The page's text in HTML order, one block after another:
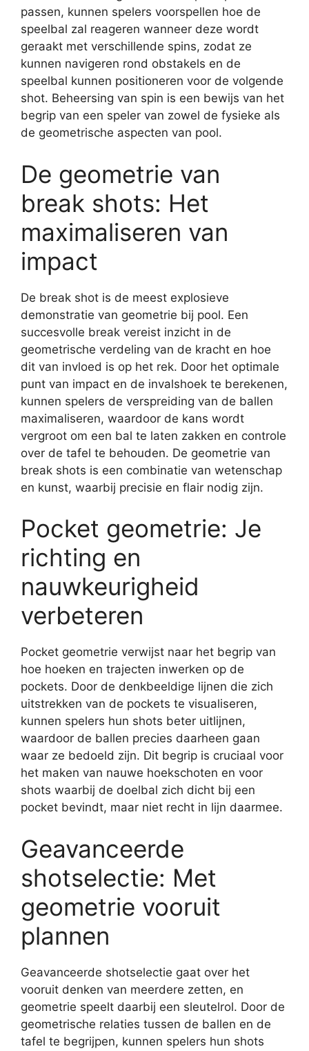
passen, kunnen spelers voorspellen hoe de
speelbal zal reageren wanneer deze wordt
geraakt met verschillende spins, zodat ze
kunnen navigeren rond obstakels en de
speelbal kunnen positioneren voor de volgende
shot. Beheersing van spin is een bewijs van het
begrip van een speler van zowel de fysieke als
de geometrische aspecten van pool.
De geometrie van
break shots: Het
maximaliseren van
impact
De break shot is de meest explosieve
demonstratie van geometrie bij pool. Een
succesvolle break vereist inzicht in de
geometrische verdeling van de kracht en hoe
dit van invloed is op het rek. Door het optimale
punt van impact en de invalshoek te berekenen,
kunnen spelers de verspreiding van de ballen
maximaliseren, waardoor de kans wordt
vergroot om een bal te laten zakken en controle
over de tafel te behouden. De geometrie van
break shots is een combinatie van wetenschap
en kunst, waarbij precisie en flair nodig zijn.
Pocket geometrie: Je
richting en
nauwkeurigheid
verbeteren
Pocket geometrie verwijst naar het begrip van
hoe hoeken en trajecten inwerken op de
pockets. Door de denkbeeldige lijnen die zich
uitstrekken van de pockets te visualiseren,
kunnen spelers hun shots beter uitlijnen,
waardoor de ballen precies daarheen gaan
waar ze bedoeld zijn. Dit begrip is cruciaal voor
het maken van nauwe hoekschoten en voor
shots waarbij de doelbal zich dicht bij een
pocket bevindt, maar niet recht in lijn daarmee.
Geavanceerde
shotselectie: Met
geometrie vooruit
plannen
Geavanceerde shotselectie gaat over het
vooruit denken van meerdere zetten, en
geometrie speelt daarbij een sleutelrol. Door de
geometrische relaties tussen de ballen en de
tafel te begrijpen, kunnen spelers hun shots